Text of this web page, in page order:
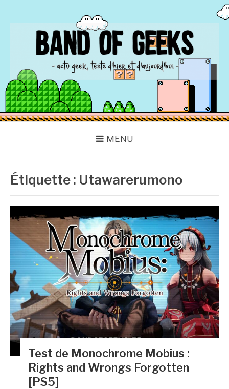
BAND OF GEEKS
Actu Geek d'hier et d'aujourd'hui
MENU
Étiquette : Utawarerumono
Test de Monochrome Mobius :
Rights and Wrongs Forgotten
[PS5]